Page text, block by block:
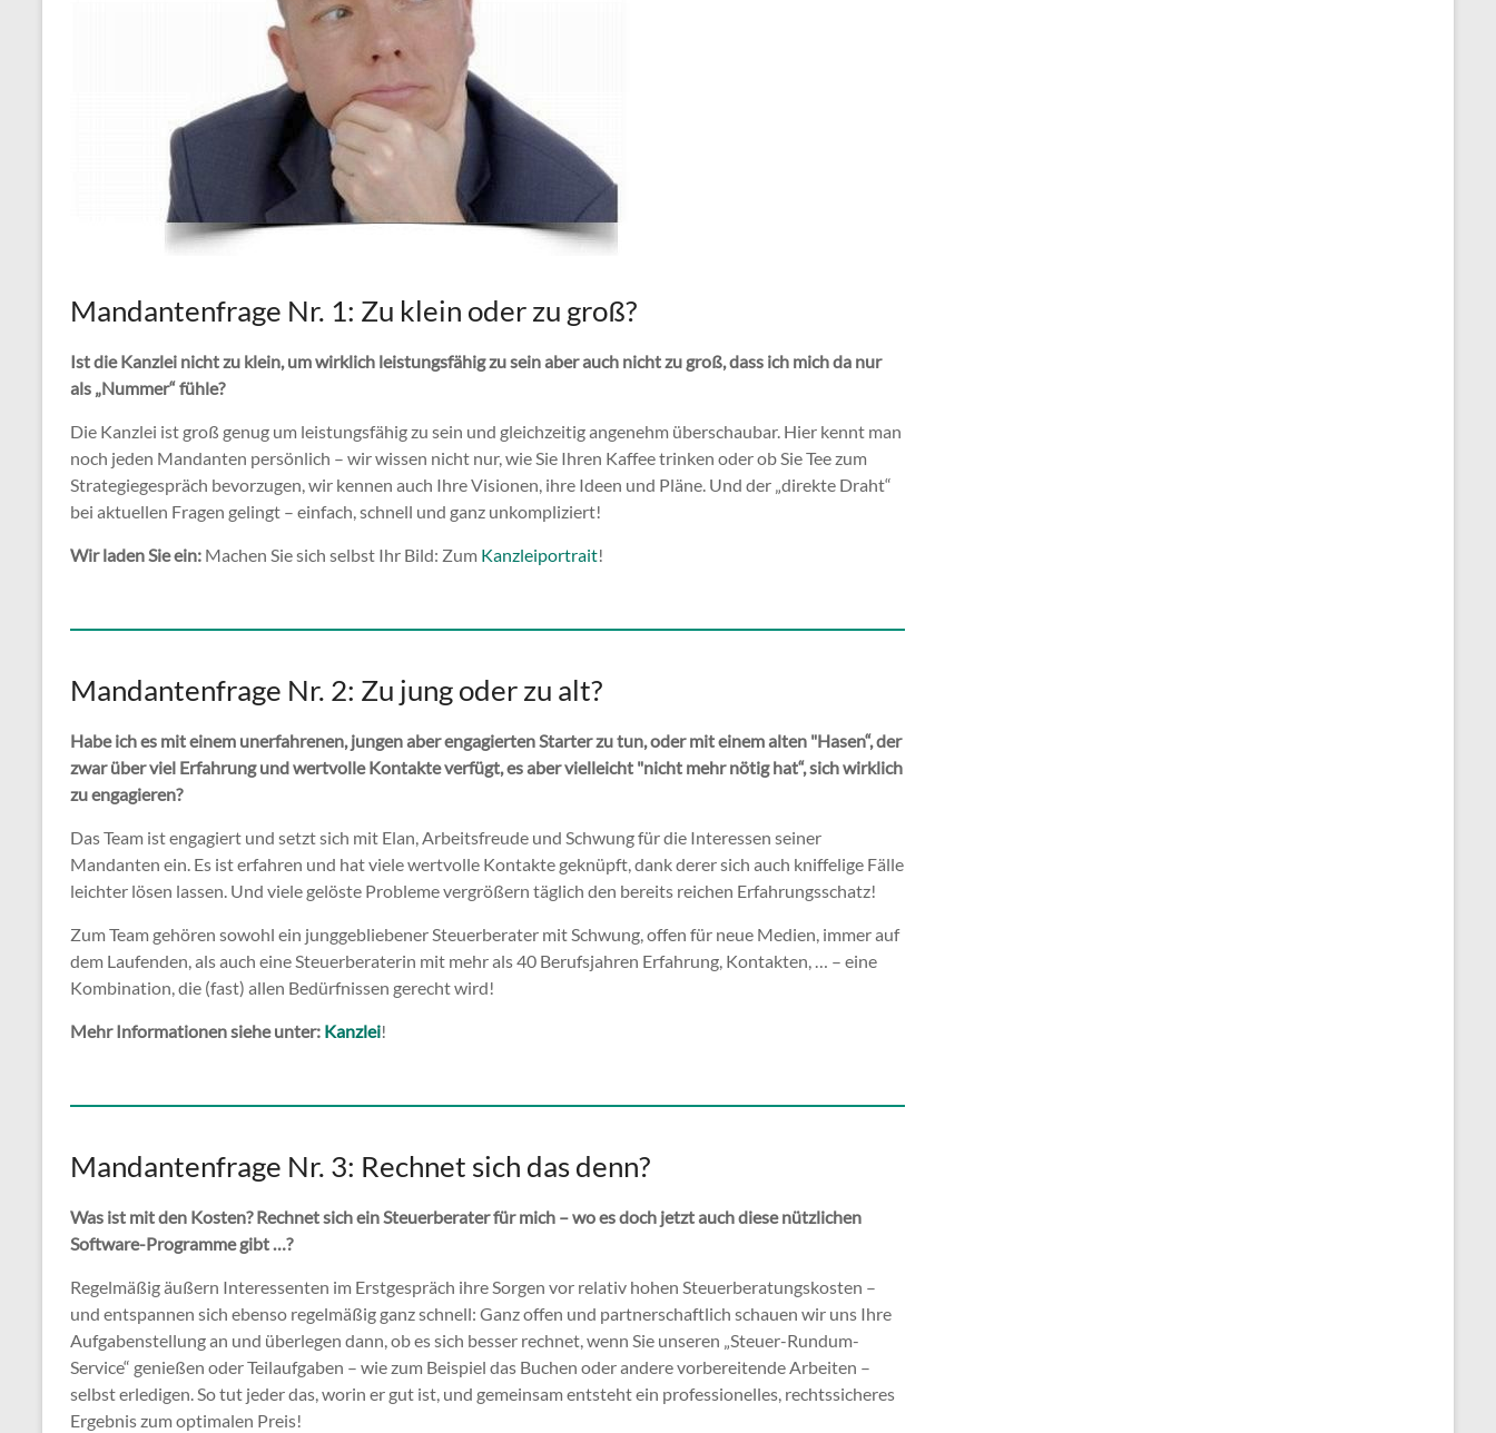
Mandantenfrage Nr. 1: Zu klein oder zu groß?
Ist die Kanzlei nicht zu klein, um wirklich leistungsfähig zu sein aber auch nicht zu groß, dass ich mich da nur
als „Nummer“ fühle?
Die Kanzlei ist groß genug um leistungsfähig zu sein und gleichzeitig angenehm überschaubar. Hier kennt man
noch jeden Mandanten persönlich – wir wissen nicht nur, wie Sie Ihren Kaffee trinken oder ob Sie Tee zum
Strategiegespräch bevorzugen, wir kennen auch Ihre Visionen, ihre Ideen und Pläne. Und der „direkte Draht“
bei aktuellen Fragen gelingt – einfach, schnell und ganz unkompliziert!
Wir laden Sie ein: Machen Sie sich selbst Ihr Bild: Zum Kanzleiportrait!
Mandantenfrage Nr. 2: Zu jung oder zu alt?
Habe ich es mit einem unerfahrenen, jungen aber engagierten Starter zu tun, oder mit einem alten "Hasen“, der
zwar über viel Erfahrung und wertvolle Kontakte verfügt, es aber vielleicht "nicht mehr nötig hat“, sich wirklich
zu engagieren?
Das Team ist engagiert und setzt sich mit Elan, Arbeitsfreude und Schwung für die Interessen seiner
Mandanten ein. Es ist erfahren und hat viele wertvolle Kontakte geknüpft, dank derer sich auch kniffelige Fälle
leichter lösen lassen. Und viele gelöste Probleme vergrößern täglich den bereits reichen Erfahrungsschatz!
Zum Team gehören sowohl ein junggebliebener Steuerberater mit Schwung, offen für neue Medien, immer auf
dem Laufenden, als auch eine Steuerberaterin mit mehr als 40 Berufsjahren Erfahrung, Kontakten, … – eine
Kombination, die (fast) allen Bedürfnissen gerecht wird!
Mehr Informationen siehe unter: Kanzlei!
Mandantenfrage Nr. 3: Rechnet sich das denn?
Was ist mit den Kosten? Rechnet sich ein Steuerberater für mich – wo es doch jetzt auch diese nützlichen
Software-Programme gibt …?
Regelmäßig äußern Interessenten im Erstgespräch ihre Sorgen vor relativ hohen Steuerberatungskosten –
und entspannen sich ebenso regelmäßig ganz schnell: Ganz offen und partnerschaftlich schauen wir uns Ihre
Aufgabenstellung an und überlegen dann, ob es sich besser rechnet, wenn Sie unseren „Steuer-Rundum-
Service“ genießen oder Teilaufgaben – wie zum Beispiel das Buchen oder andere vorbereitende Arbeiten –
selbst erledigen. So tut jeder das, worin er gut ist, und gemeinsam entsteht ein professionelles, rechtssicheres
Ergebnis zum optimalen Preis!